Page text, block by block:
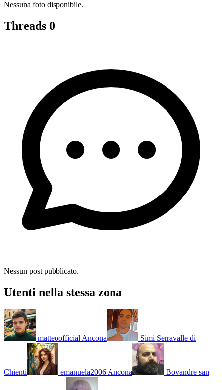
Nessuna foto disponibile.
Threads 0
Nessun post pubblicato.
Utenti nella stessa zona
matteoofficial Ancona Simi Serravalle di
Chienti emanuela2006 Ancona Bovandre san